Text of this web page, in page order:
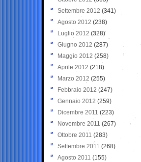
Settembre 2012 (341)
Agosto 2012 (238)
Luglio 2012 (328)
Giugno 2012 (287)
Maggio 2012 (258)
Aprile 2012 (218)
Marzo 2012 (255)
Febbraio 2012 (247)
Gennaio 2012 (259)
Dicembre 2011 (223)
Novembre 2011 (267)
Ottobre 2011 (283)
Settembre 2011 (268)
Agosto 2011 (155)